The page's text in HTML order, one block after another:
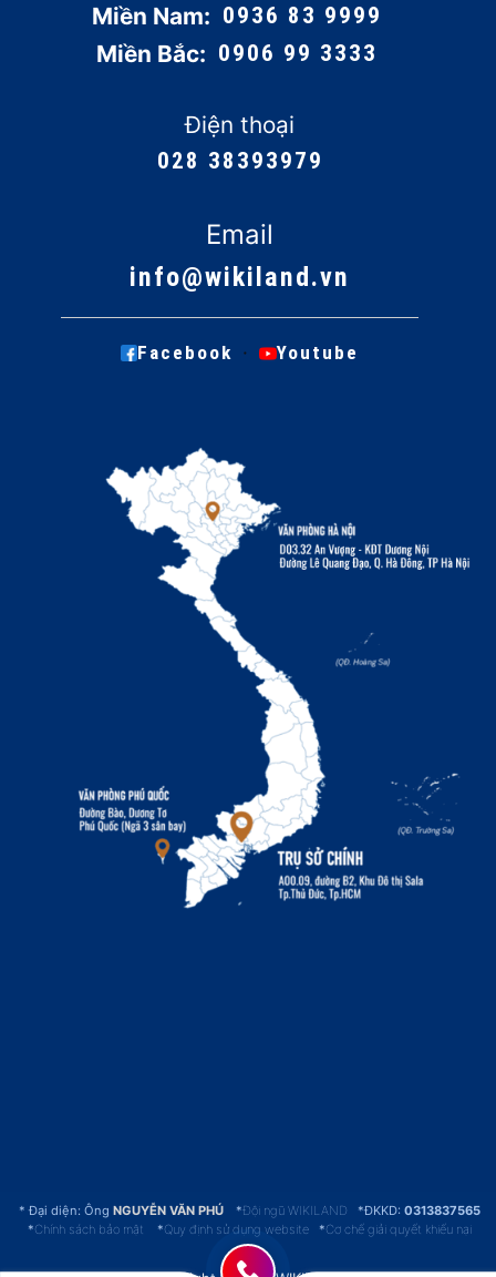
Miền Nam: 0936 83 9999
Miền Bắc: 0906 99 3333
Điện thoại
028 38393979
Email
info@wikiland.vn
Facebook · Youtube
Đại diện: Ông NGUYỄN VĂN PHÚ *Đội ngũ WIKILAND *ĐKKD: 0313837565
*Chính sách bảo mật *Quy định sử dụng website *Cơ chế giải quyết khiếu nại